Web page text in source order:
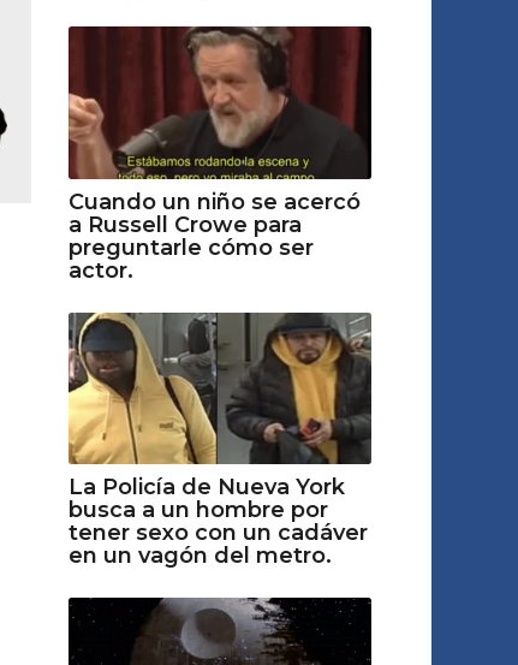
Cuando un niño se acercó
a Russell Crowe para
preguntarle cómo ser
actor.
La Policía de Nueva York
busca a un hombre por
tener sexo con un cadáver
en un vagón del metro.